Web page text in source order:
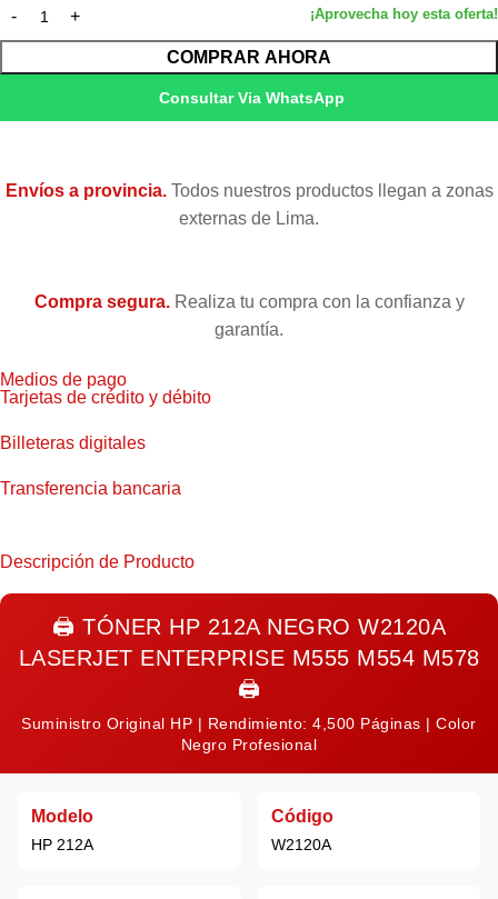
COMPRAR AHORA
Consultar Via WhatsApp
Envíos a provincia.Todos nuestros productos llegan a zonas
externas de Lima.
Compra segura.Realiza tu compra con la confianza y
garantía.
Medios de pago
Tarjetas de crédito y débito
Billeteras digitales
Transferencia bancaria
Descripción de Producto
🖨️ TÓNER HP 212A NEGRO W2120A
LASERJET ENTERPRISE M555 M554 M578
🖨️
Suministro Original HP | Rendimiento: 4,500 Páginas | Color
Negro Profesional
Modelo
HP 212A
Código
W2120A